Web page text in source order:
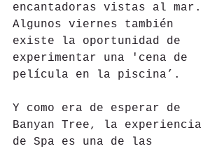
encantadoras vistas al mar.
Algunos viernes también
existe la oportunidad de
experimentar una 'cena de
película en la piscina’.
Y como era de esperar de
Banyan Tree, la experiencia
de Spa es una de las